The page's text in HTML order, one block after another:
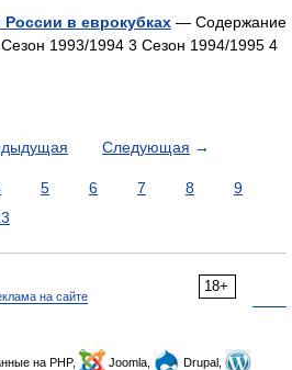
в еврокубках — Содержание
1993/1994 3 Сезон 1994/1995 4
Следующая →
5 6 7 8
9
18+
на сайте
на PHP, Joomla,
Drupal,